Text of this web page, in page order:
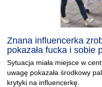
Znana influencerka
pokazała fucka i sobie
Sytuacja miała miejsce w
uwagę pokazała środkowy
krytyki na influencerkę.